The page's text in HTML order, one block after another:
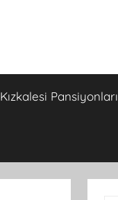
Kızkalesi Pansiyonları